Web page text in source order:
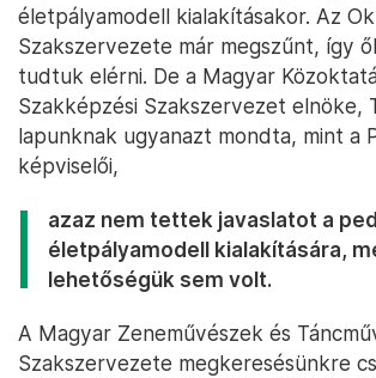
életpályamodell kialakításakor. Az
Szakszervezete már megszűnt, így
tudtuk elérni. De a Magyar
Szakképzési Szakszervezet elnöke,
lapunknak ugyanazt mondta, mint a
képviselői,
azaz nem tettek javaslatot a
életpályamodell kialakítására,
lehetőségük sem volt.
A Magyar Zeneművészek és
Szakszervezete megkeresésünkre